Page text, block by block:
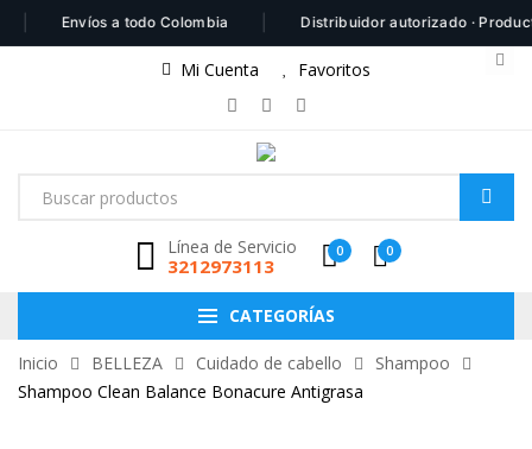
Envíos a todo Colombia | Distribuidor autorizado · Productos
Mi Cuenta Favoritos
Línea de Servicio
3212973113
0 0
CATEGORÍAS
Inicio BELLEZA Cuidado de cabello
Shampoo
Shampoo Clean Balance Bonacure Antigrasa